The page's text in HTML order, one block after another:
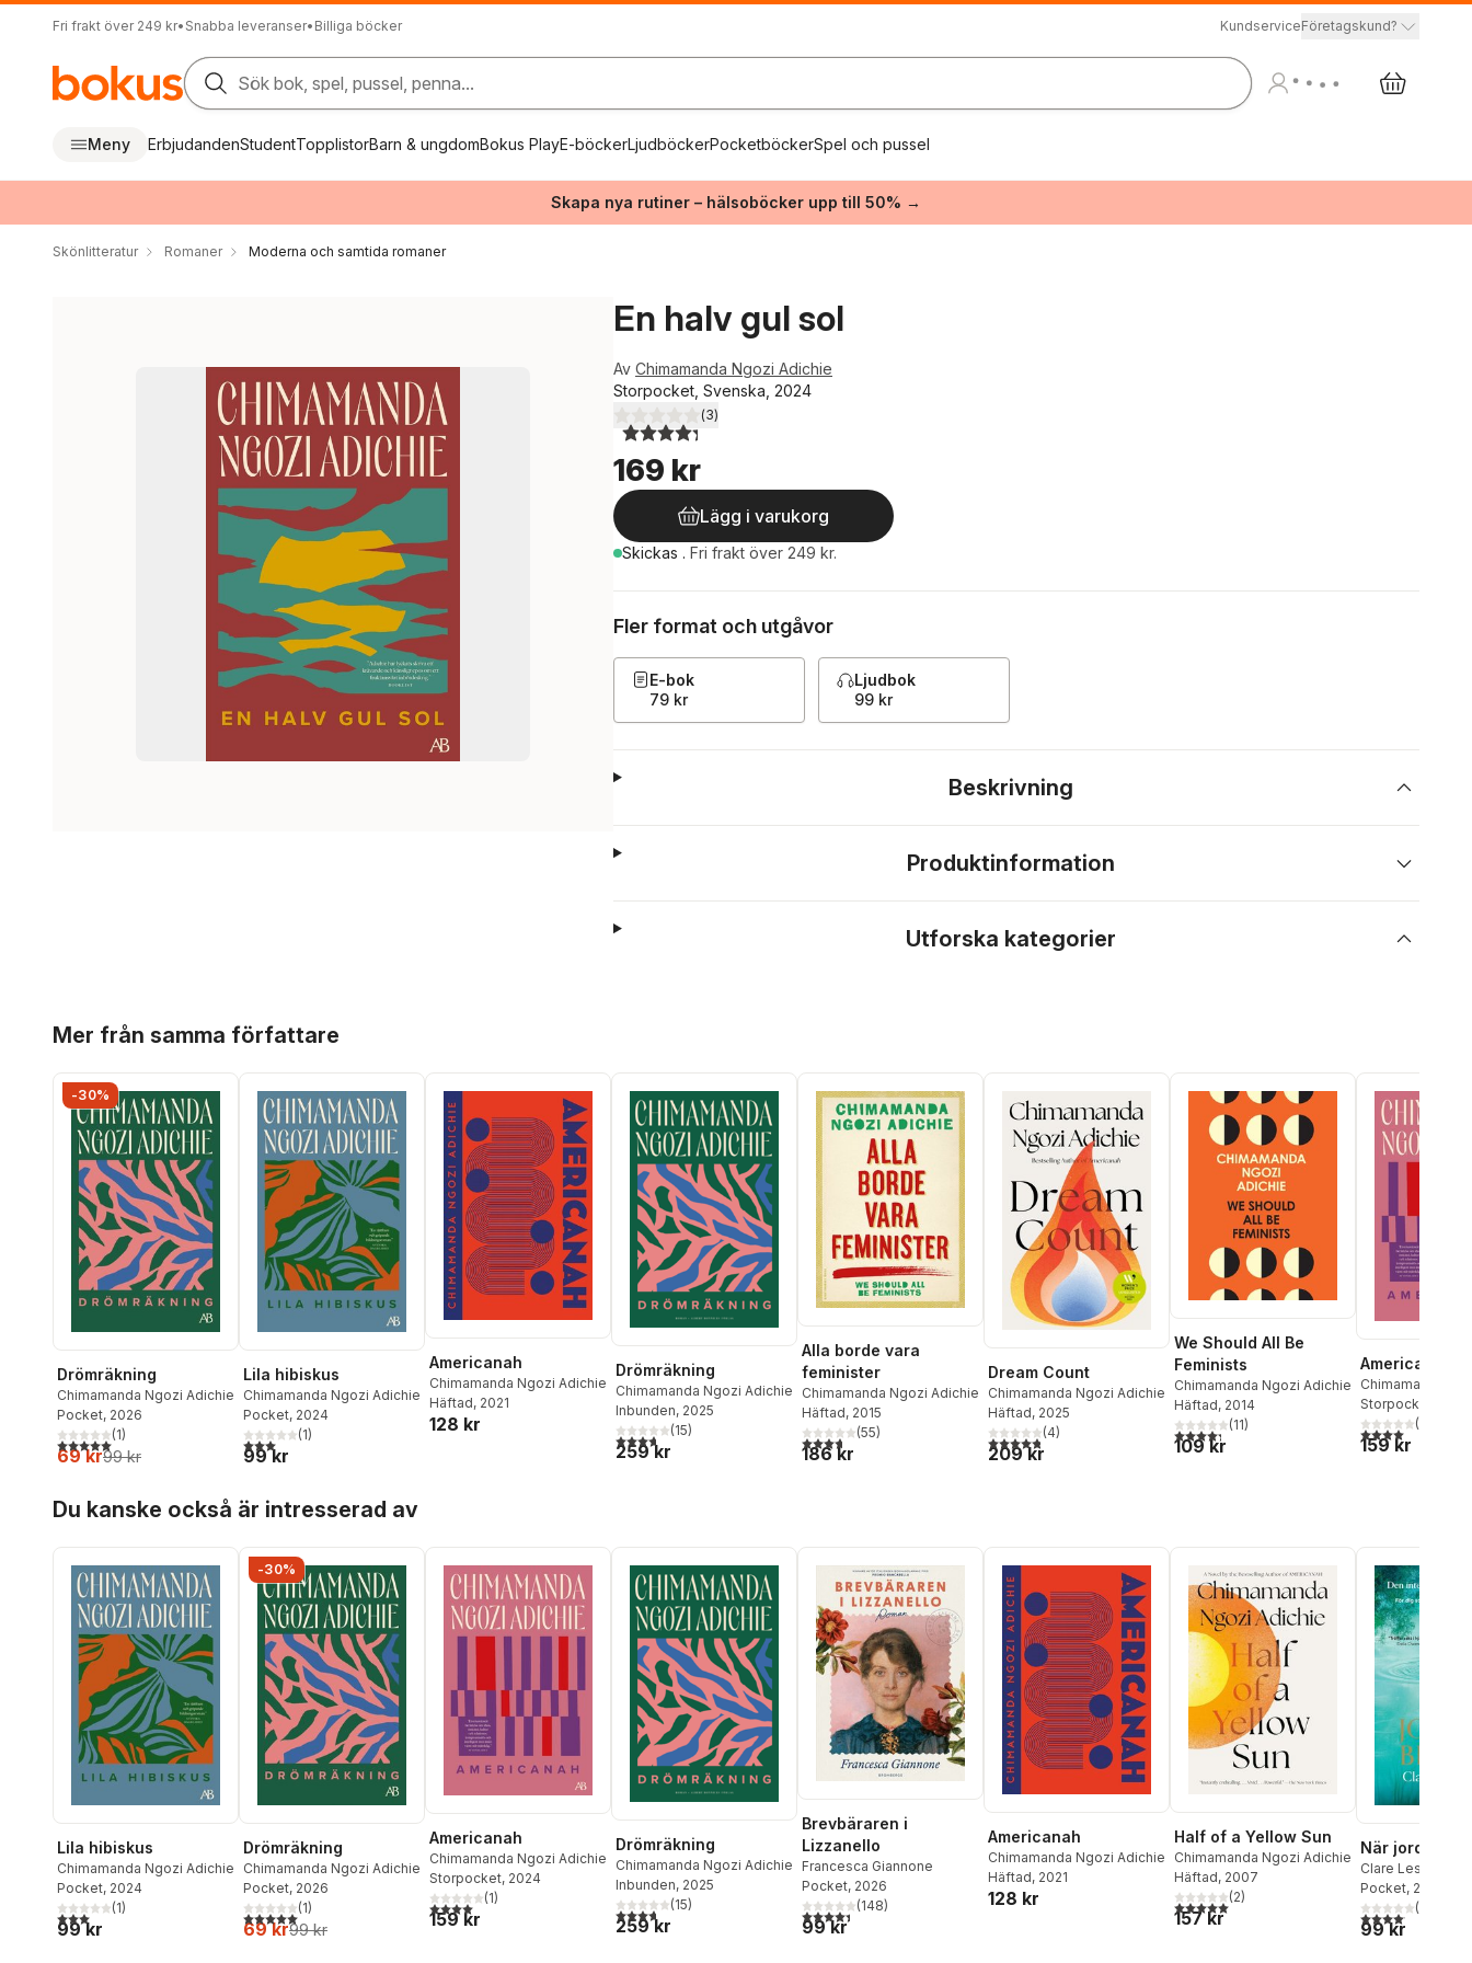
Fri frakt över 249 kr• Snabba leveranser• Billiga böcker KundserviceFöretagskund?
Sök bok, spel, pussel, penna...
Meny ErbjudandenStudentTopplistorBarn & ungdomBokus PlayE-böckerLjudböckerPocketböckerSpel och pussel
Skapa nya rutiner – hälsoböcker upp till 50% →
Skönlitteratur Romaner Moderna och samtida romaner
En halv gul sol
Av Chimamanda Ngozi Adichie
Storpocket, Svenska, 2024
4,3utav 5 stjärnor. Totalt antal röster:
(3)
169 kr
Lägg i varukorg
Skickas . Fri frakt över 249 kr.
Fler format och utgåvor
E-bok
79 kr
Ljudbok
99 kr
Beskrivning
Produktinformation
Utforska kategorier
Mer från samma författare
-30%
Drömräkning
Chimamanda Ngozi Adichie
Pocket, 2026
5,0utav 5 stjärnor. Totalt antal röster:
(1)
69 kr99 kr
Lila hibiskus
Chimamanda Ngozi Adichie
Pocket, 2024
3,0utav 5 stjärnor. Totalt antal röster:
(1)
99 kr
Americanah
Chimamanda Ngozi Adichie
Häftad, 2021
128 kr
Drömräkning
Chimamanda Ngozi Adichie
Inbunden, 2025
3,7utav 5 stjärnor. Totalt antal röster:
(15)
259 kr
Alla borde vara
feminister
Chimamanda Ngozi Adichie
Häftad, 2015
3,7utav 5 stjärnor. Totalt antal röster:
(55)
186 kr
Dream Count
Chimamanda Ngozi Adichie
Häftad, 2025
4,8utav 5 stjärnor. Totalt antal röster:
(4)
209 kr
We Should All Be
Feminists
Chimamanda Ngozi Adichie
Häftad, 2014
4,3utav 5 stjärnor. Totalt antal röster:
(11)
109 kr
Americanah
Chimamanda
Storpocket
4,0utav 5(
159 kr
Du kanske också är intresserad av
Lila hibiskus
Chimamanda Ngozi Adichie
Pocket, 2024
3,0utav 5 stjärnor. Totalt antal röster:
(1)
99 kr
-30%
Drömräkning
Chimamanda Ngozi Adichie
Pocket, 2026
5,0utav 5 stjärnor. Totalt antal röster:
(1)
69 kr99 kr
Americanah
Chimamanda Ngozi Adichie
Storpocket, 2024
4,0utav 5 stjärnor. Totalt antal röster:
(1)
159 kr
Drömräkning
Chimamanda Ngozi Adichie
Inbunden, 2025
3,7utav 5 stjärnor. Totalt antal röster:
(15)
259 kr
Brevbäraren i
Lizzanello
Francesca Giannone
Pocket, 2026
4,4utav 5 stjärnor. Totalt antal röster:
(148)
99 kr
Americanah
Chimamanda Ngozi Adichie
Häftad, 2021
128 kr
Half of a Yellow Sun
Chimamanda Ngozi Adichie
Häftad, 2007
5,0utav 5 stjärnor. Totalt antal röster:
(2)
157 kr
När jorden
Clare Leslie Hall
Pocket, 2026
4,1utav 5(
99 kr